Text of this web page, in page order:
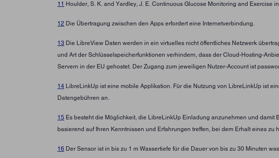
11 Houlder, S. K. and Yardley, J. E. Continuous Glucose Monitoring and Exercise
12 Die Übertragung zwischen den Apps erfordert eine Internetverbindung.
13 Die LibreView Daten werden in ein virtuelles nicht öffentliches Netzwerk
und Art der Schlüsselspeicherfunktionen verhindern, dass der Cloud-Hosting-
Servern in der EU gehostet. Der Zugang zum jeweiligen Nutzer-Account ist
14 LibreLinkUp ist eine mobile Applikation. Für die Nutzung von LibreLinkUp ist
Datengebühren an.
15 Es besteht die Möglichkeit, die LibreLinkUp Einladung anzunehmen und
basierend auf Ihren Kenntnissen und Erfahrungen treffen, bei dem Erhalt eines
16 Der Sensor ist in bis zu 1 m Wassertiefe für die Dauer von bis zu 30 Minuten